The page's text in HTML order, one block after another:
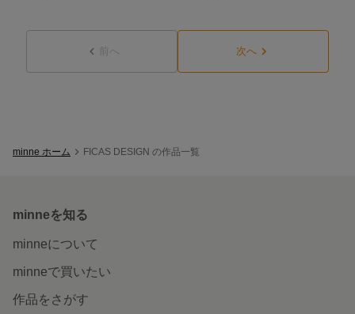
前へ 次へ
minne ホーム FICAS DESIGN の作品一覧
minneを知る
minneについて
minneで買いたい
作品をさがす